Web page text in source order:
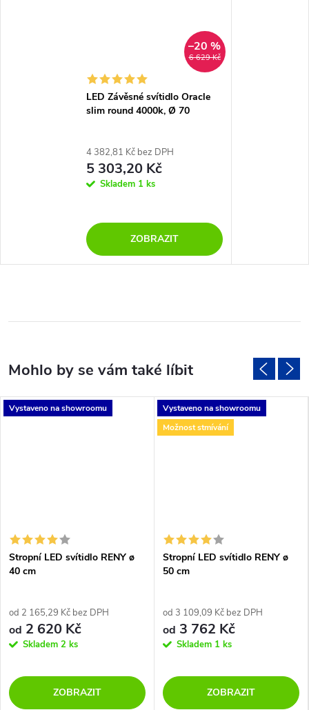
6 629 Kč
–20 %
LED Závěsné svítidlo Oracle
slim round 4000k, Ø 70
4 382,81 Kč bez DPH
5 303,20 Kč
Skladem 1 ks
ZOBRAZIT
Vystaveno na showroomu
Stropní LED svítidlo RENY ø
40 cm
od 2 165,29 Kč bez DPH
od 2 620 Kč
Skladem 2 ks
ZOBRAZIT
Vystaveno na showroomu
Možnost stmívání
Stropní LED svítidlo RENY ø
50 cm
od 3 109,09 Kč bez DPH
od 3 762 Kč
Skladem 1 ks
ZOBRAZIT